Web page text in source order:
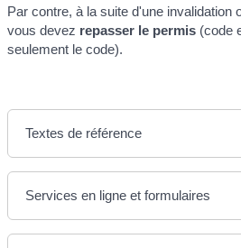
Par contre, à la suite d'une invalidation
vous devez repasser le permis (code
seulement le code).
Textes de référence
Services en ligne et formulaires